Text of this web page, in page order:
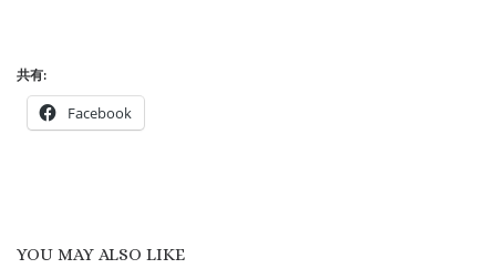
共有:
Facebook
YOU MAY ALSO LIKE